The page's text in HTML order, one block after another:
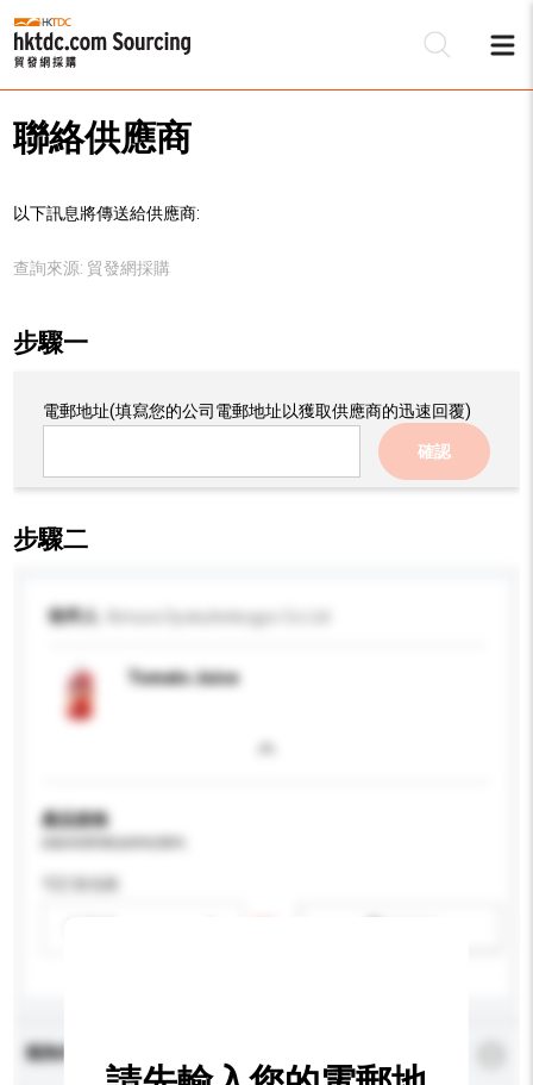
聯絡供應商
以下訊息將傳送給供應商:
查詢來源: 貿發網採購
步驟一
電郵地址(填寫您的公司電郵地址以獲取供應商的迅速回覆)
確認
步驟二
收件人
Tomato Juice
產品規格
查詢內容